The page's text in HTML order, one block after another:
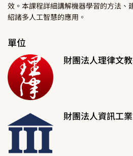
效。本課程詳細講解機器學習的方法、
紹諸多人工智慧的應用。
單位
財團法人理律文
財團法人資訊工